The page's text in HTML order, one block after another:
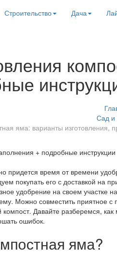
Строительство Дача
Сад и
яма: варианты изготовления,
придется время от времени
покупать его с доставкой на
удобрение на своем участке
Можно совместить приятное с
Давайте разберемся, как
ошибок.
яма?